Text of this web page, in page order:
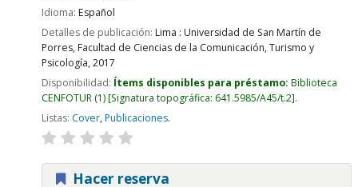
Idioma: Español
Detalles de publicación: Lima : Universidad de San Martín de
Porres, Facultad de Ciencias de la Comunicación, Turismo y
Psicología,2017
Disponibilidad: Ítems disponibles para préstamo: Biblioteca
CENFOTUR(1) Signatura topográfica: 641.5985/A45/t.2 .
Listas: Cover,Publicaciones.
Hacer reserva